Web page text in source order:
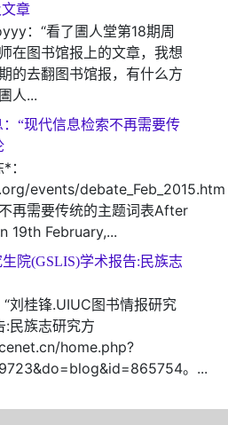
章
：“看了圕人堂第18期周
在图书馆报上的文章，我想
的去翻图书馆报，有什么方
人...
“现代信息检索不再需要传
：
events/debate_Feb_2015.htm
再需要传统的主题词表After
19th February,...
院(GSLIS)学术报告:民族志
“刘桂锋.UIUC图书情报研究
:民族志研究方
home.php?
。...